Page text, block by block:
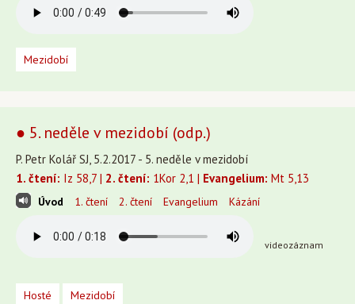
Mezidobí
● 5. neděle v mezidobí (odp.)
P. Petr Kolář SJ, 5.2.2017 - 5. neděle v mezidobí
1. čtení: Iz 58,7 | 2. čtení: 1Kor 2,1 | Evangelium: Mt 5,13
Úvod 1. čtení 2. čtení Evangelium Kázání
videozáznam
Hosté Mezidobí